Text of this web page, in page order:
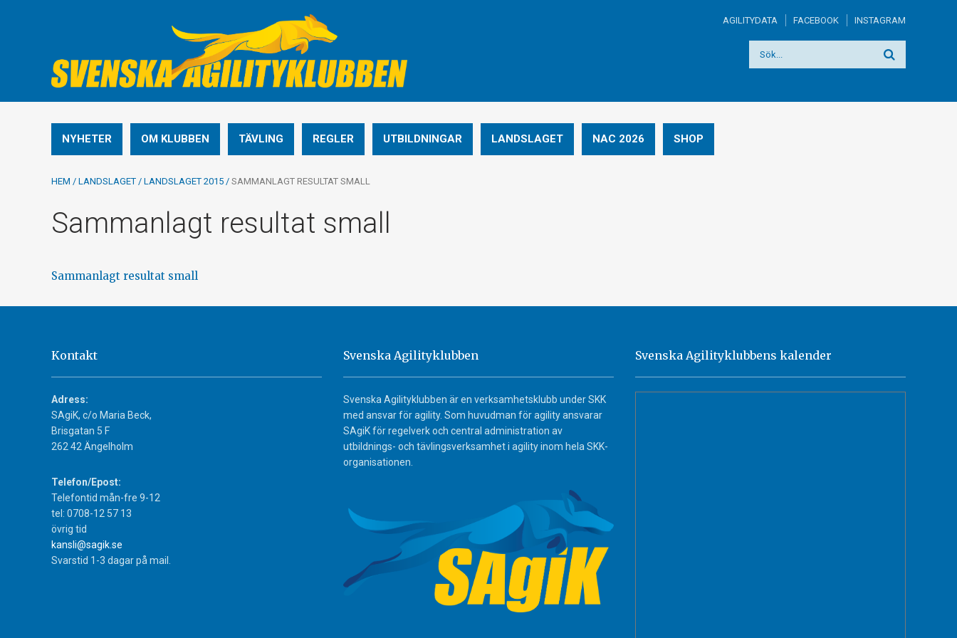
AGILITYDATA FACEBOOK INSTAGRAM
NYHETER OM KLUBBEN TÄVLING REGLER UTBILDNINGAR LANDSLAGET NAC 2026 SHOP
HEM / LANDSLAGET / LANDSLAGET 2015 / SAMMANLAGT RESULTAT SMALL
Sammanlagt resultat small
Sammanlagt resultat small
Kontakt
Adress:
SAgiK, c/o Maria Beck,
Brisgatan 5 F
262 42 Ängelholm
Telefon/Epost:
Telefontid mån-fre 9-12
tel: 0708-12 57 13
övrig tid
kansli@sagik.se
Svarstid 1-3 dagar på mail.
Svenska Agilityklubben
Svenska Agilityklubben är en verksamhetsklubb under SKK
med ansvar för agility. Som huvudman för agility ansvarar
SAgiK för regelverk och central administration av
utbildnings- och tävlingsverksamhet i agility inom hela SKK-
organisationen.
Svenska Agilityklubbens kalender